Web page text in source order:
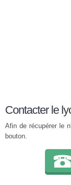
Contacter le
Afin de récupérer le
bouton.